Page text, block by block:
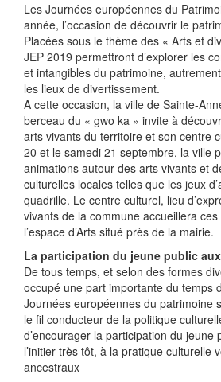
Les Journées européennes du
année, l’occasion de découvrir le
Placées sous le thème des « Arts et
JEP 2019 permettront d’explorer les
et intangibles du patrimoine,
les lieux de divertissement.
A cette occasion, la ville de Sainte-
berceau du « gwo ka » invite à
arts vivants du territoire et son centre
20 et le samedi 21 septembre, la ville
animations autour des arts vivants et
culturelles locales telles que les jeux
quadrille. Le centre culturel, lieu
vivants de la commune accueillera
l’espace d’Arts situé près de la mairie.
La participation du jeune public aux
De tous temps, et selon des formes
occupé une part importante du temps
Journées européennes du patrimoine
le fil conducteur de la politique
d’encourager la participation du jeune
l’initier très tôt, à la pratique culturelle
ancestraux